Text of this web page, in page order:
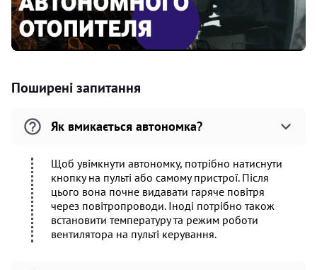
Поширені запитання
Як вмикається автономка?
Щоб увімкнути автономку, потрібно натиснути
кнопку на пульті або самому пристрої. Після
цього вона почне видавати гаряче повітря
через повітропроводи. Іноді потрібно також
встановити температуру та режим роботи
вентилятора на пульті керування.